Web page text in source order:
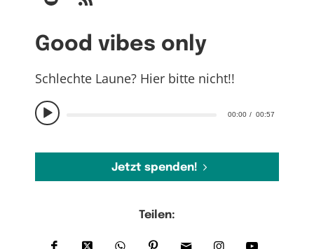
Good vibes only
00:00 00:57
Schlechte Laune? Hier bitte nicht!!
Jetzt spenden!
Teilen: